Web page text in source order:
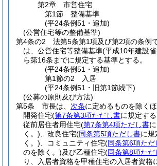
第2章
市営住宅
第1節
整備基準
(平24条例51・追加)
(公営住宅等の整備基準)
第4条の2
法第5条第1項及び第2項の条例
は、公営住宅等整備基準(平成10年建設
ら第16条までに規定する基準とする。
(平24条例51・追加)
第1節の2
入居
(平24条例51・旧第1節繰下)
(公募の原則及び方法)
第5条
市長は、 次条に定めるものを除く
開発住宅(第7条第3項ただし書に規定す
従前居住者用住宅(第7条第4項ただし書
く。) 、改良住宅(同条第5項ただし書に規
く。) 、コミュニティ住宅(同条第6項ただ
のを除く。)及び乙種住宅(同条第8項ただ
り、入居者資格を甲種住宅の入居者資格